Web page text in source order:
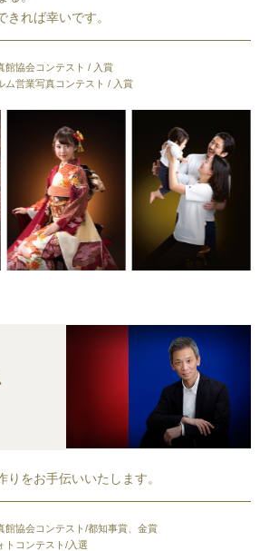
きれば幸いです。
館協会コンテスト / 入賞
ム営業写真コンテスト / 入賞
りをお手伝いいたします。
館協会コンテスト/都知事賞、金賞
トコンテスト/入選